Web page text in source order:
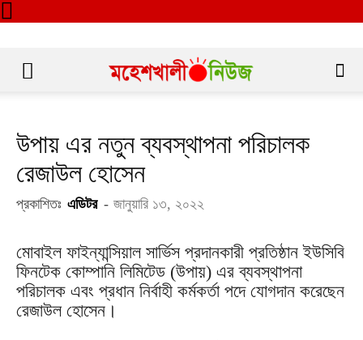
উপায় এর নতুন ব্যবস্থাপনা পরিচালক
রেজাউল হোসেন
প্রকাশিতঃ এডিটর - জানুয়ারি ১৩, ২০২২
মোবাইল ফাইন্যান্সিয়াল সার্ভিস প্রদানকারী প্রতিষ্ঠান ইউসিবি
ফিনটেক কোম্পানি লিমিটেড (উপায়) এর ব্যবস্থাপনা
পরিচালক এবং প্রধান নির্বাহী কর্মকর্তা পদে যোগদান করেছেন
রেজাউল হোসেন।